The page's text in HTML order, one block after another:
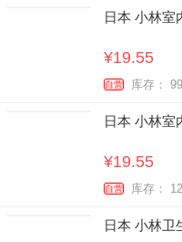
日本 小林室
¥19.55
自营 库存： 99
日本 小林室
¥19.55
自营 库存
日本 小林卫